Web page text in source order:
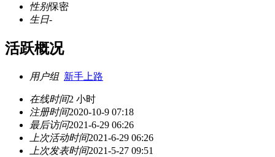
性别保密
生日-
活跃概况
用户组 新手上路
在线时间2 小时
注册时间2020-10-9 07:18
最后访问2021-6-29 06:26
上次活动时间2021-6-29 06:26
上次发表时间2021-5-27 09:51